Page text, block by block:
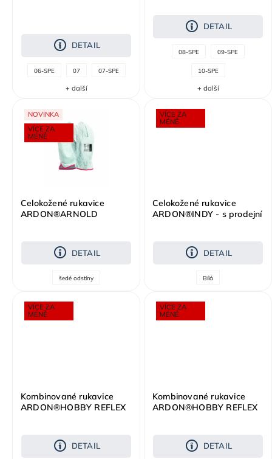
DETAIL
06-SPE 07 07-SPE
+ další
DETAIL
08-SPE 09-SPE
10-SPE
+ další
NOVINKA
VÍCE ZA
MÉNĚ
Celokožené rukavice
ARDON®ARNOLD
DETAIL
šedé odstíny
VÍCE ZA
MÉNĚ
Celokožené rukavice
ARDON®INDY - s prodejní
DETAIL
Bílá
VÍCE ZA
MÉNĚ
Kombinované rukavice
ARDON®HOBBY REFLEX
DETAIL
VÍCE ZA
MÉNĚ
Kombinované rukavice
ARDON®HOBBY REFLEX
DETAIL